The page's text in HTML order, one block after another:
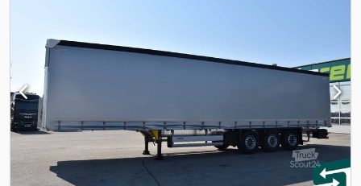
STARENT Truck & Trailer GmbH Bruck 49, A - 4722 Peuerbach
Eladó kapcsolattartók: Ing. Wimmer Christoph (német, angol,
cseh, lengyel, olasz) p: WhatsApp t: @: Mehmet Terzi (német, török,
angol, orosz, ukrán, bosnyák, szerb) p: / WhatsApp t: -104 @: Elias
Höfler (német, angol, bolgár, bosnyák, szerb) p: / WhatsApp t: -123
@: 13 nyelven beszélünk. Valószínűleg a tiédet is! Lépjen
kapcsolatba velünk! Honlap: / Codpozr Dcqsfx Afwsrf Facebook: /
Instagram: / A Starent Truck & Trailer GmbH tehergépjárműveket
vásárol, mint például nyergesvontatókat, pótkocsikat,